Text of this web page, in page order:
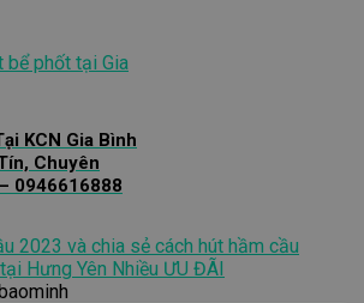
KCN Gia Bình
Chuyên
0946616888
2023 và chia sẻ cách hút hầm cầu
Hưng Yên Nhiều ƯU ĐÃI